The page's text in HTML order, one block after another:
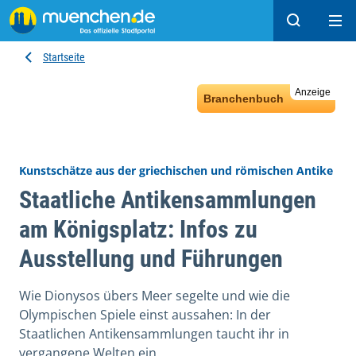
Suchen
Startseite
Anzeige
Branchenbuch
Kunstschätze aus der griechischen und römischen Antike
Staatliche Antikensammlungen
am Königsplatz: Infos zu
Ausstellung und Führungen
Wie Dionysos übers Meer segelte und wie die
Olympischen Spiele einst aussahen: In der
Staatlichen Antikensammlungen taucht ihr in